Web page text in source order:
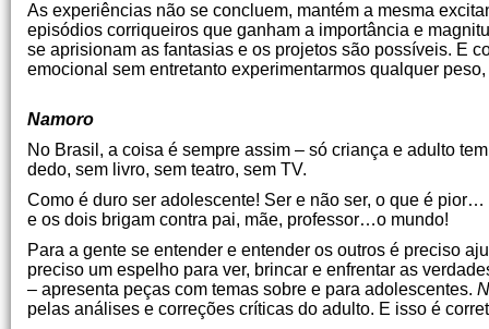
As experiências não se concluem, mantém a mesma
episódios corriqueiros que ganham a importância e
se aprisionam as fantasias e os projetos são possíveis. E
emocional sem entretanto experimentarmos qualquer
Namoro
No Brasil, a coisa é sempre assim – só criança e adulto
dedo, sem livro, sem teatro, sem TV.
Como é duro ser adolescente! Ser e não ser, o que é
e os dois brigam contra pai, mãe, professor…o mundo!
Para a gente se entender e entender os outros é preciso
preciso um espelho para ver, brincar e enfrentar as
– apresenta peças com temas sobre e para adolescentes.
pelas análises e correções críticas do adulto. E isso é